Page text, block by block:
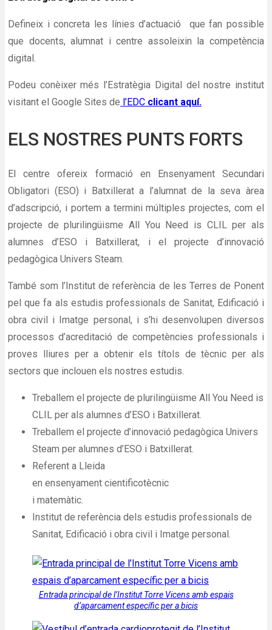
Defineix i concreta les línies d’actuació
que fan possible
que docents, alumnat icentre assoleixin la competència
digital.
Podeu conèixer més l’Estratègia Digital del nostre institut
visitant el Google Sites de l’EDC clicant aquí.
ELS NOSTRES PUNTS FORTS
El centre ofereix formació en Ensenyament Secundari
Obligatori (ESO) i Batxillerat a l’alumnat de la seva àrea
d’adscripció, i portem a termini múltiples projectes, com el
projecte de plurilingüisme All You Need is CLIL per als
alumnes d’ESO i Batxillerat, i el projecte d’innovació
pedagògica Univers Steam.
També som l’Institut de referència de les Terres de Ponent
pel que fa als estudis professionals de Sanitat, Edificació i
obra civil i Imatge personal, i s’hi desenvolupen diversos
processos d’acreditació de competències professionals i
proves lliures per a obtenir els títols de tècnic per als
sectors que inclouen els nostres estudis.
Treballem el projecte de plurilingüisme All You Need is
CLIL per als alumnes d’ESO i Batxillerat.
Treballem el projecte d’innovació pedagògica Univers
Steam per alumnes d’ESO i Batxillerat.
Referent a Lleida
en ensenyament cientificotècnic
i matemàtic.​
Institut de referència dels estudis professionals de
Sanitat, Edificació i obra civil i Imatge personal.​
Entrada principal de l’Institut Torre Vicens amb espais
d’aparcament específic per a bicis